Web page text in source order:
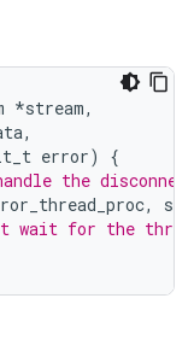
*stream,
,
error)
{
the
,
wait for the